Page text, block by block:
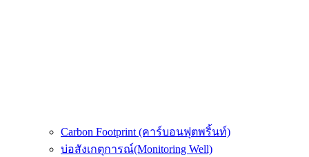
Carbon Footprint (คาร์บอนฟุตพริ้นท์)
บ่อสังเกตุการณ์(Monitoring Well)